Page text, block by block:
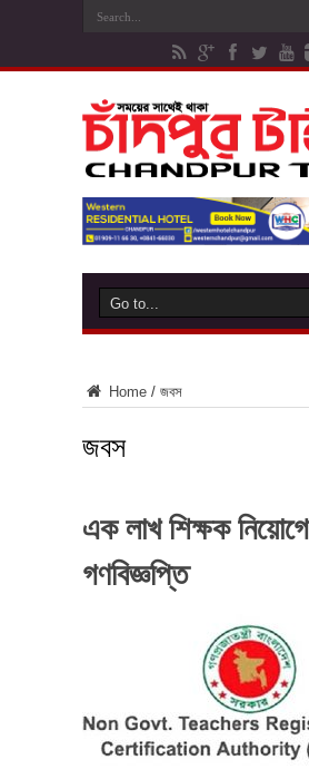
Home / জবস
জবস
এক লাখ শিক্ষক নিয়োগে
গণবিজ্ঞপ্তি